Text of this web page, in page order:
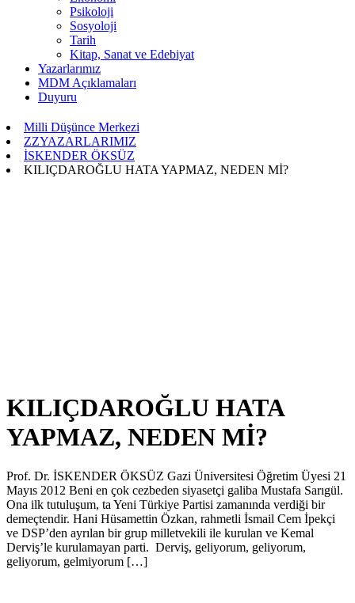
Psikoloji
Sosyoloji
Tarih
Kitap, Sanat ve Edebiyat
Yazarlarımız
MDM Açıklamaları
Duyuru
Milli Düşünce Merkezi
ZZYAZARLARIMIZ
İSKENDER ÖKSÜZ
KILIÇDAROĞLU HATA YAPMAZ, NEDEN Mİ?
KILIÇDAROĞLU HATA
YAPMAZ, NEDEN Mİ?
Prof. Dr. İSKENDER ÖKSÜZ Gazi Üniversitesi Öğretim Üyesi 21
Mayıs 2012 Beni en çok cezbeden siyasetçi galiba Mustafa Sarıgül.
Ona ilk tutuluşum, ta Yeni Türkiye Partisi zamanında verdiği bir
demeçtendir. Hani Hüsamettin Özkan, rahmetli İsmail Cem İpekçi
ve DSP’den ayrılan bir grup milletvekili ile kurulan ve Kemal
Derviş’le kurulamayan parti. Derviş, geliyorum, geliyorum,
geliyorum, gelmiyorum […]